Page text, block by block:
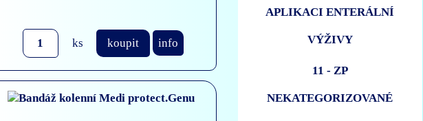
ks koupit info
APLIKACI ENTERÁLNÍ
VÝŽIVY
11 - ZP
NEKATEGORIZOVANÉ